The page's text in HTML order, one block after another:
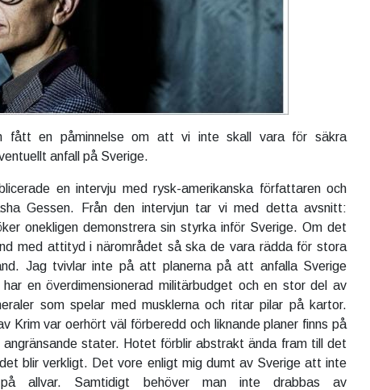
fått en påminnelse om att vi inte skall vara för säkra
anfall på Sverige.
en intervju med rysk-amerikanska författaren och
Gessen. Från den intervjun tar vi med detta avsnitt:
onekligen demonstrera sin styrka inför Sverige. Om det
med attityd i närområdet så ska de vara rädda för stora
Jag tvivlar inte på att planerna på att anfalla Sverige
har en överdimensionerad militärbudget och en stor del av
som spelar med musklerna och ritar pilar på kartor.
Krim var oerhört väl förberedd och liknande planer finns på
stater. Hotet förblir abstrakt ända fram till det
blir verkligt. Det vore enligt mig dumt av Sverige att inte
allvar. Samtidigt behöver man inte drabbas av